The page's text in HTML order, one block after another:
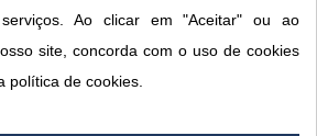
Ao clicar em "Aceitar" ou ao
site, concorda com o uso de cookies
política de cookies.